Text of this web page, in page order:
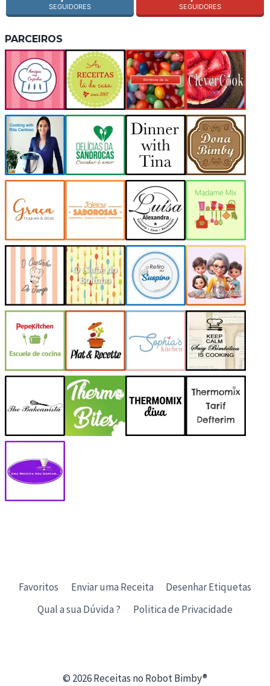
SEGUIDORES SEGUIDORES
PARCEIROS
Favoritos Enviar uma Receita
Desenhar Etiquetas
Qual a sua Dúvida ?
Politica de Privacidade
© 2026 Receitas no Robot Bimby®